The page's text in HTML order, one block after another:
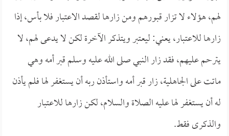
لهم، هؤلاء لا تزار قبورهم ومن زارها لقصد الاعتبار فلا بأس، إذا
زارها للاعتبار، يعني: ليعتبر ويتذكر الآخرة لكن لا يدعى لهم، لا
يترحم عليهم، فقد زار النبي صلى الله عليه وسلم قبر أمه وهي
ماتت على الجاهلية، زار قبر أمه واستأذن ربه أن يستغفر لها فلم يأذن
له أن يستغفر لها عليه الصلاة والسلام، لكن زارها للاعتبار
والذكرى فقط.